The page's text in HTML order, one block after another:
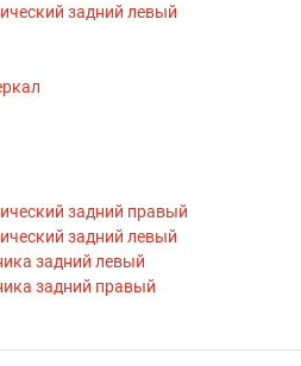
задний левый
задний правый
задний левый
задний левый
задний правый